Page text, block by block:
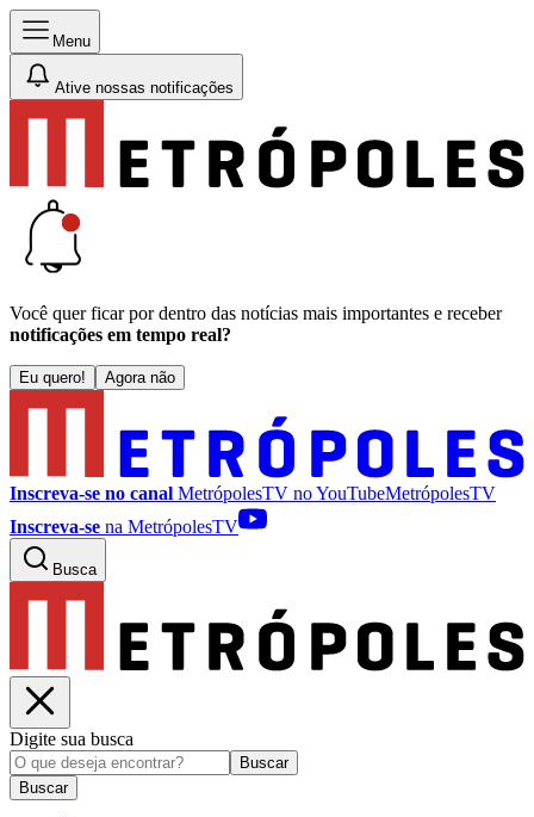
Menu
Ative nossas notificações
Você quer ficar por dentro das notícias mais importantes e receber
notificações em tempo real?
Eu quero! Agora não
Inscreva-se no canal MetrópolesTV noYouTubeMetrópolesTV
Inscreva-se na MetrópolesTV
Busca
Digite sua busca
Buscar
Buscar